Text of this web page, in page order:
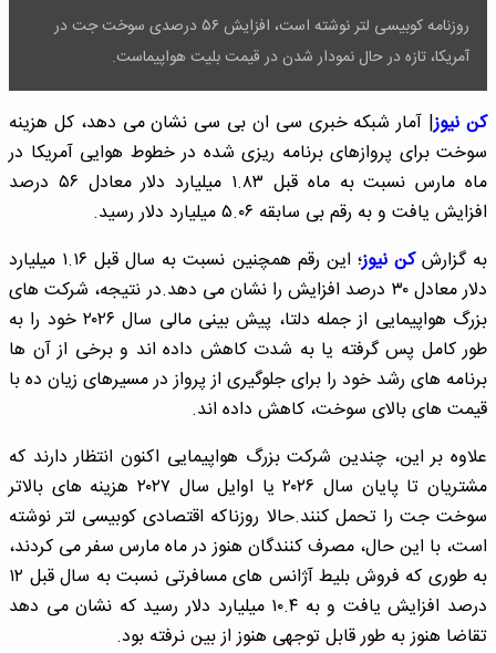
روزنامه کوبیسی لتر نوشته است، افزایش ۵۶ درصدی سوخت جت در
آمریکا، تازه در حال نمودار شدن در قیمت بلیت هواپیماست.
کن نیوز| آمار شبکه خبری سی ان بی سی نشان می دهد، کل هزینه
سوخت برای پروازهای برنامه ریزی شده در خطوط هوایی آمریکا در
ماه مارس نسبت به ماه قبل ۱.۸۳ میلیارد دلار معادل ۵۶ درصد
افزایش یافت و به رقم بی سابقه ۵.۰۶ میلیارد دلار رسید.
به گزارشکن نیوز
؛ این رقم همچنین نسبت به سال قبل ۱.۱۶ میلیارد
دلار معادل ۳۰ درصد افزایش را نشان می دهد.در نتیجه، شرکت های
بزرگ هواپیمایی از جمله دلتا، پیش بینی مالی سال ۲۰۲۶ خود را به
طور کامل پس گرفته یا به شدت کاهش داده اند و برخی از آن ها
برنامه های رشد خود را برای جلوگیری از پرواز در مسیرهای زیان ده با
قیمت های بالای سوخت، کاهش داده اند.
علاوه بر این، چندین شرکت بزرگ هواپیمایی اکنون انتظار دارند که
مشتریان تا پایان سال ۲۰۲۶ یا اوایل سال ۲۰۲۷ هزینه های بالاتر
سوخت جت را تحمل کنند.حالا روزناکه اقتصادی کوبیسی لتر نوشته
است، با این حال، مصرف کنندگان هنوز در ماه مارس سفر می کردند،
به طوری که فروش بلیط آژانس های مسافرتی نسبت به سال قبل ۱۲
درصد افزایش یافت و به ۱۰.۴ میلیارد دلار رسید که نشان می دهد
تقاضا هنوز به طور قابل توجهی هنوز از بین نرفته بود.